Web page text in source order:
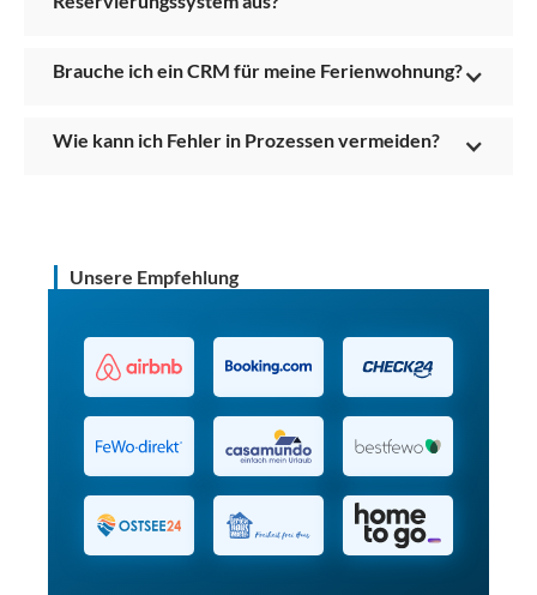
Brauche ich ein CRM für meine Ferienwohnung?
Wie kann ich Fehler in Prozessen vermeiden?
Unsere Empfehlung